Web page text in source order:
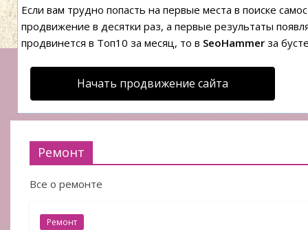
Если вам трудно попасть на первые места в поиске
продвижение в десятки раз, а первые результаты
продвинется в Топ10 за месяц, то в SeoHammerза
Начать продвижение сайта
Ремонт
Все о ремонте
Ремонт